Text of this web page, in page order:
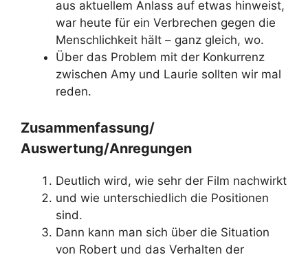
aus aktuellem Anlass auf etwas hinweist,
war heute für ein Verbrechen gegen die
Menschlichkeit hält – ganz gleich, wo.
Über das Problem mit der Konkurrenz
zwischen Amy und Laurie sollten wir mal
reden.
Zusammenfassung/
Auswertung/Anregungen
Deutlich wird, wie sehr der Film nachwirkt
und wie unterschiedlich die Positionen
sind.
Dann kann man sich über die Situation
von Robert und das Verhalten der